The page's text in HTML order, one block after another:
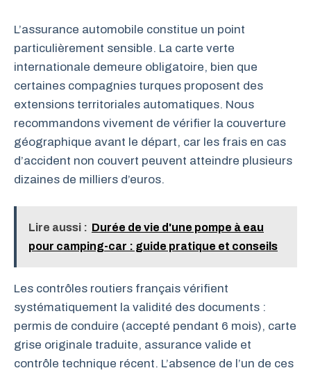
L’assurance automobile constitue un point
particulièrement sensible. La carte verte
internationale demeure obligatoire, bien que
certaines compagnies turques proposent des
extensions territoriales automatiques. Nous
recommandons vivement de vérifier la couverture
géographique avant le départ, car les frais en cas
d’accident non couvert peuvent atteindre plusieurs
dizaines de milliers d’euros.
Lire aussi : Durée de vie d'une pompe à eau
pour camping-car : guide pratique et conseils
Les contrôles routiers français vérifient
systématiquement la validité des documents :
permis de conduire (accepté pendant 6 mois), carte
grise originale traduite, assurance valide et
contrôle technique récent. L’absence de l’un de ces